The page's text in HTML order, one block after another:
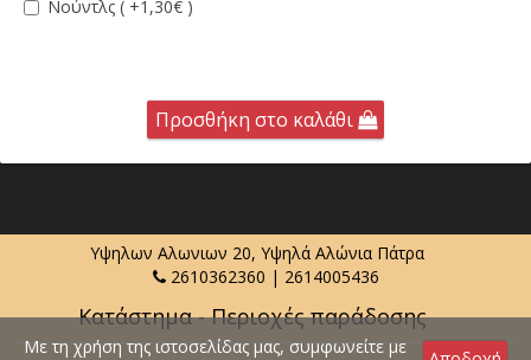
Νούντλς ( +1,30€ )
Προσθήκη στο καλάθι
Υψηλων Αλωνιων 20, Υψηλά Αλώνια Πάτρα
2610362360 | 2614005436
Κατάστημα - Περιοχές παράδοσης
Με τη χρήση της ιστοσελίδας μας, συμφωνείτε με